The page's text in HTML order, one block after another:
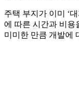
주택 부지가 이미 ‘
에 따른 시간과 비용
미미한 만큼 개발에